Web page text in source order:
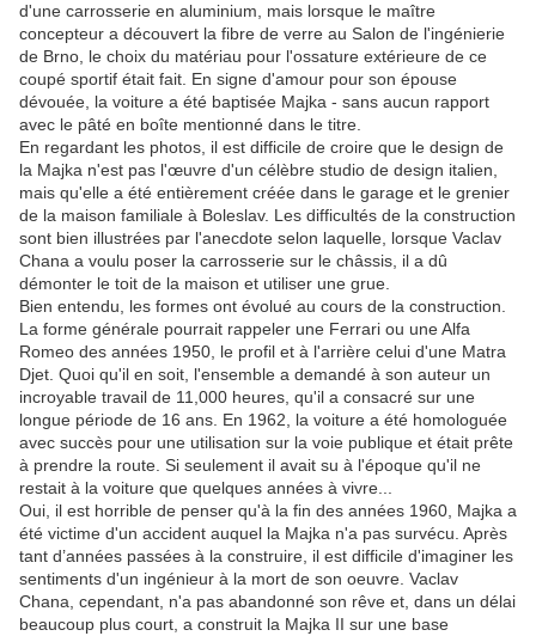
d'une carrosserie en aluminium, mais lorsque le maître
concepteur a découvert la fibre de verre au Salon de l'ingénierie
de Brno, le choix du matériau pour l'ossature extérieure de ce
coupé sportif était fait. En signe d'amour pour son épouse
dévouée, la voiture a été baptisée Majka - sans aucun rapport
avec le pâté en boîte mentionné dans le titre.
En regardant les photos, il est difficile de croire que le design de
la Majka n'est pas l'œuvre d'un célèbre studio de design italien,
mais qu'elle a été entièrement créée dans le garage et le grenier
de la maison familiale à Boleslav. Les difficultés de la construction
sont bien illustrées par l'anecdote selon laquelle, lorsque Vaclav
Chana a voulu poser la carrosserie sur le châssis, il a dû
démonter le toit de la maison et utiliser une grue.
Bien entendu, les formes ont évolué au cours de la construction.
La forme générale pourrait rappeler une Ferrari ou une Alfa
Romeo des années 1950, le profil et à l'arrière celui d'une Matra
Djet. Quoi qu'il en soit, l'ensemble a demandé à son auteur un
incroyable travail de 11,000 heures, qu'il a consacré sur une
longue période de 16 ans. En 1962, la voiture a été homologuée
avec succès pour une utilisation sur la voie publique et était prête
à prendre la route. Si seulement il avait su à l'époque qu'il ne
restait à la voiture que quelques années à vivre...
Oui, il est horrible de penser qu'à la fin des années 1960, Majka a
été victime d'un accident auquel la Majka n'a pas survécu. Après
tant d’années passées à la construire, il est difficile d'imaginer les
sentiments d'un ingénieur à la mort de son oeuvre. Vaclav
Chana, cependant, n'a pas abandonné son rêve et, dans un délai
beaucoup plus court, a construit la Majka II sur une base